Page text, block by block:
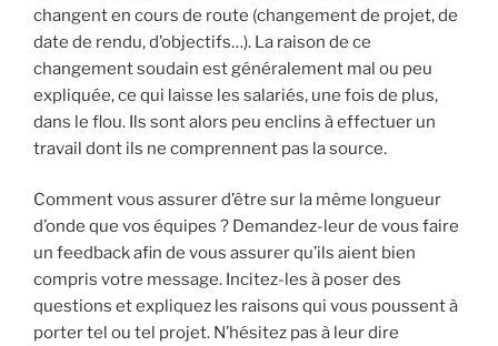
changent en cours de route (changement de projet, de
date de rendu, d’objectifs…). La raison de ce
changement soudain est généralement mal ou peu
expliquée, ce qui laisse les salariés, une fois de plus,
dans le flou. Ils sont alors peu enclins à effectuer un
travail dont ils ne comprennent pas la source.
Comment vous assurer d’être sur la même longueur
d’onde que vos équipes ? Demandez-leur de vous faire
un feedback afin de vous assurer qu’ils aient bien
compris votre message. Incitez-les à poser des
questions et expliquez les raisons qui vous poussent à
porter tel ou tel projet. N’hésitez pas à leur dire